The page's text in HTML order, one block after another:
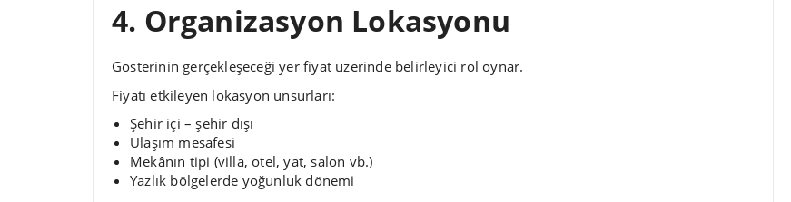
4. Organizasyon Lokasyonu
Gösterinin gerçekleşeceği yer fiyat üzerinde belirleyici rol oynar.
Fiyatı etkileyen lokasyon unsurları:
Şehir içi – şehir dışı
Ulaşım mesafesi
Mekânın tipi (villa, otel, yat, salon vb.)
Yazlık bölgelerde yoğunluk dönemi